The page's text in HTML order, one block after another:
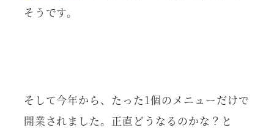
そうです。
そして今年から、たった1個のメニューだけで
開業されました。正直どうなるのかな？と